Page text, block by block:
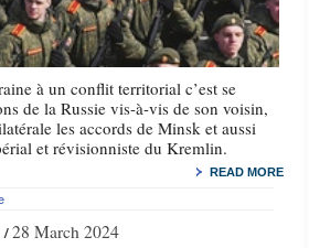
à un conflit territorial c’est se
de la Russie vis-à-vis de son voisin,
les accords de Minsk et aussi
et révisionniste du Kremlin.
READ MORE
28 March 2024